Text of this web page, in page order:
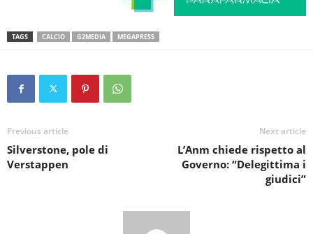
TAGS CALCIO G2MEDIA MEGAPRESS
Previous article
Silverstone, pole di
Verstappen
Next article
L’Anm chiede rispetto al
Governo: “Delegittima i
giudici”